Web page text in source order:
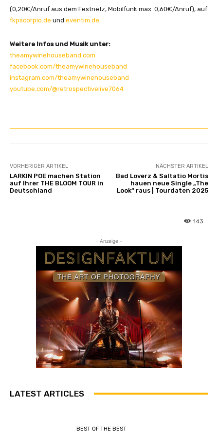
(0,20€/Anruf aus dem Festnetz, Mobilfunk max. 0,60€/Anruf), auf
fkpscorpio.de und eventim.de.
Weitere Infos und Musik unter:
theamywinehouseband.com
facebook.com/theamywinehouseband
instagram.com/theamywinehouseband
youtube.com/@retrospectivelive7064
VORHERIGER ARTIKEL
LARKIN POE machen Station
auf Ihrer THE BLOOM TOUR in
Deutschland
NÄCHSTER ARTIKEL
Bad Loverz & Saltatio Mortis
hauen neue Single „The
Look“ raus | Tourdaten 2025
143
- Anzeige -
LATEST ARTICLES
BEST OF THE BEST